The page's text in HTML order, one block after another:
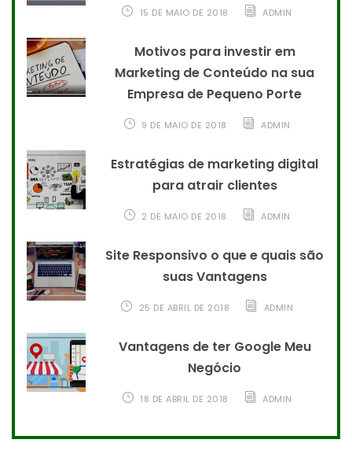
15 DE MAIO DE 2018 ADMIN
Motivos para investir em
Marketing de Conteúdo na sua
Empresa de Pequeno Porte
9 DE MAIO DE 2018 ADMIN
Estratégias de marketing digital
para atrair clientes
2 DE MAIO DE 2018 ADMIN
Site Responsivo o que e quais são
suas Vantagens
25 DE ABRIL DE 2018 ADMIN
Vantagens de ter Google Meu
Negócio
18 DE ABRIL DE 2018 ADMIN